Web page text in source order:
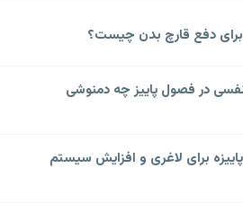
دفع قارچ بدن چیست؟
در فصول پاییز چه دمنوشی
برای لاغری و افزایش سیستم